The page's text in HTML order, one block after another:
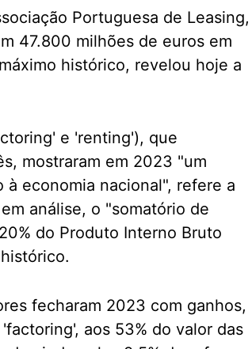
Portuguesa de Leasing,
47.800 milhões de euros em
histórico, revelou hoje a
e 'renting'), que
mostraram em 2023 "um
economia nacional", refere a
análise, o "somatório de
do Produto Interno Bruto
fecharam 2023 com ganhos,
aos 53% do valor das